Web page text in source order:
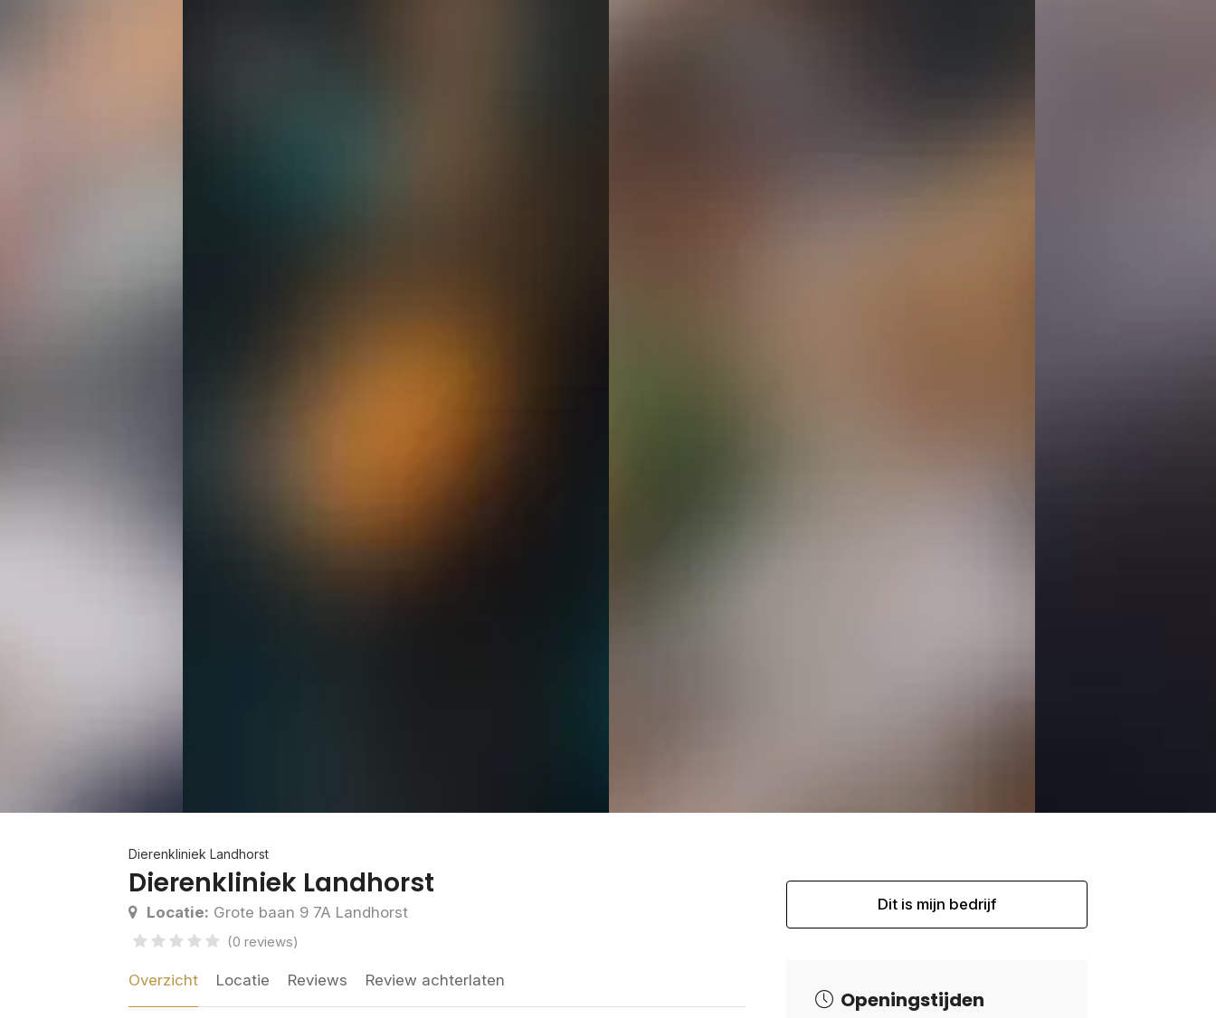
Dierenkliniek Landhorst
Dierenkliniek Landhorst
Locatie: Grote baan 9 7A Landhorst
(0 reviews)
Overzicht Locatie Reviews Review achterlaten
Dit is mijn bedrijf
Openingstijden